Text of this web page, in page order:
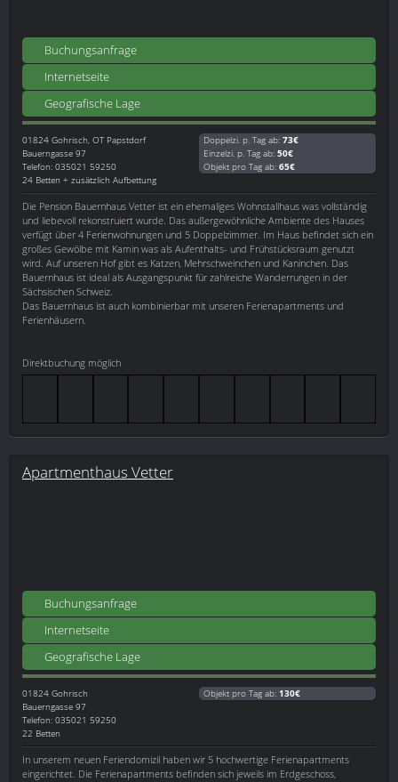
Buchungsanfrage
Internetseite
Geografische Lage
01824 Gohrisch, OT Papstdorf
Bauerngasse 97
Telefon: 035021 59250
24 Betten + zusätzlich Aufbettung
Doppelzi. p. Tag ab: 73€
Einzelzi. p. Tag ab: 50€
Objekt pro Tag ab: 65€
Die Pension Bauernhaus Vetter ist ein ehemaliges Wohnstallhaus was vollständig
und liebevoll rekonstruiert wurde. Das außergewöhnliche Ambiente des Hauses
verfügt über 4 Ferienwohnungen und 5 Doppelzimmer. Im Haus befindet sich ein
großes Gewölbe mit Kamin was als Aufenthalts- und Frühstücksraum genutzt
wird. Auf unseren Hof gibt es Katzen, Mehrschweinchen und Kaninchen. Das
Bauernhaus ist ideal als Ausgangspunkt für zahlreiche Wanderrungen in der
Sächsischen Schweiz.
Das Bauernhaus ist auch kombinierbar mit unseren Ferienapartments und
Ferienhäusern.
Direktbuchung möglich
Apartmenthaus Vetter
Buchungsanfrage
Internetseite
Geografische Lage
01824 Gohrisch
Bauerngasse 97
Telefon: 035021 59250
22 Betten
Objekt pro Tag ab: 130€
In unserem neuen Feriendomizil haben wir 5 hochwertige Ferienapartments
eingerichtet. Die Ferienapartments befinden sich jeweils im Erdgeschoss,